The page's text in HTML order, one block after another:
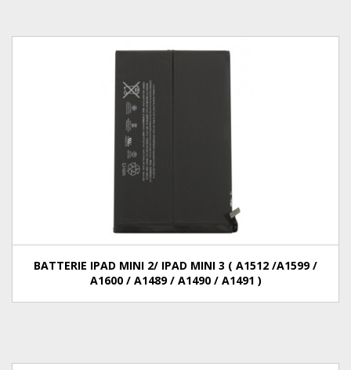
BATTERIE IPAD MINI 2/ IPAD MINI 3 ( A1512 /A1599 /
A1600 / A1489 / A1490 / A1491 )